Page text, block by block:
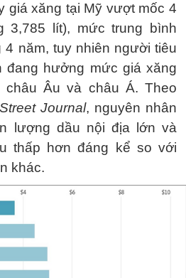
giá xăng tại Mỹ vượt mốc 4
3,785 lít), mức trung bình
4 năm, tuy nhiên người tiêu
đang hưởng mức giá xăng
Âu và châu Á. Theo
Journal, nguyên nhân
lượng dầu nội địa lớn và
thấp hơn đáng kể so với
khác.